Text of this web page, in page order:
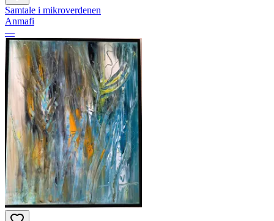
Samtale i mikroverdenen
Anmafi
—